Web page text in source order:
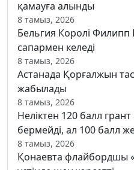
қамауға алынды
8 тамыз, 2026
Бельгия Королі Филипп
сапармен келеді
8 тамыз, 2026
Астанада Қорғалжын
жабылады
8 тамыз, 2026
Неліктен 120 балл
бермейді, ал 100 балл
8 тамыз, 2026
Қонаевта флайбордшы